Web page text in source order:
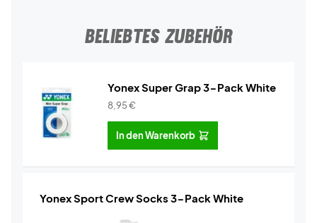
BELIEBTES ZUBEHÖR
Yonex Super Grap 3-Pack White
8,95€
In den Warenkorb
Yonex Sport Crew Socks 3-Pack White